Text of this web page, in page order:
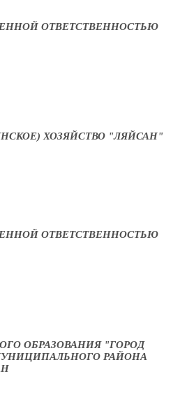
ОТВЕТСТВЕННОСТЬЮ
ХОЗЯЙСТВО "ЛЯЙСАН"
ОТВЕТСТВЕННОСТЬЮ
ОБРАЗОВАНИЯ "ГОРОД
РАЙОНА